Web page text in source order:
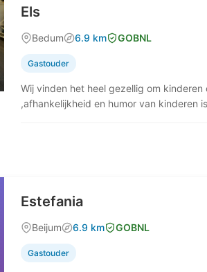
Els
Bedum 6.9 km GOBNL
Gastouder
Wij vinden het heel gezellig om
,afhankelijkheid en humor van kinderen
Estefania
Beijum 6.9 km GOBNL
Gastouder